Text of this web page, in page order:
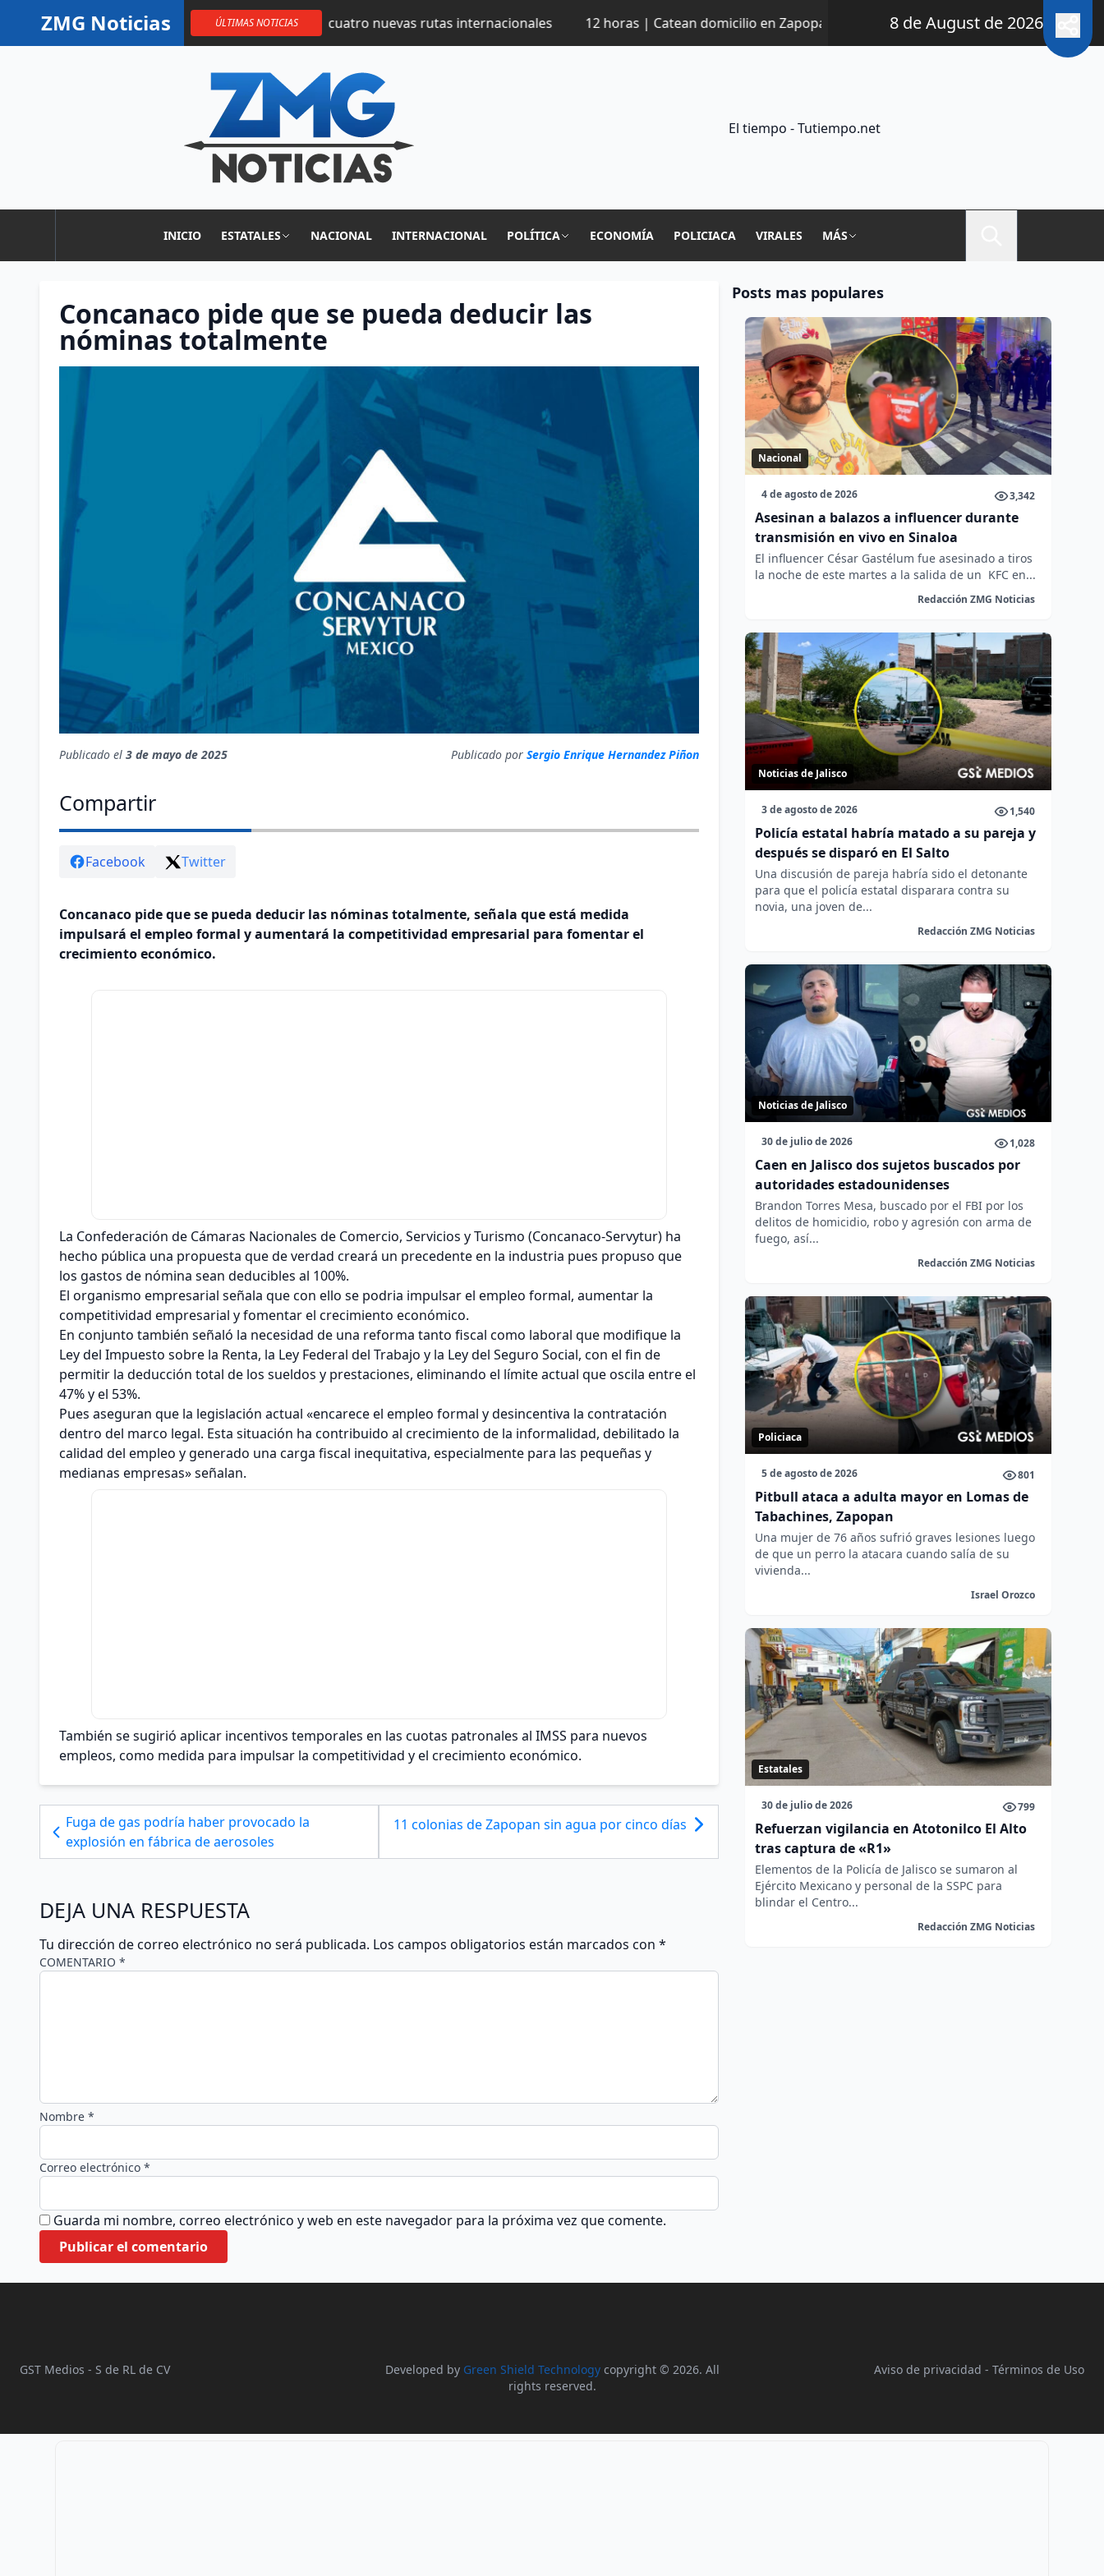
ZMG Noticias ÚLTIMAS NOTICIAS
horas | Aeropuerto de Guadalajara suma cuatro nuevas rutas internacionales 12 horas | Catean domicilio en Zapopan relacionado con presuntos fraudes telefónicos
8 de August de 2026
El tiempo - Tutiempo.net
INICIO ESTATALES NACIONAL INTERNACIONAL POLÍTICA ECONOMÍA POLICIACA VIRALES MÁS
Concanaco pide que se pueda deducir las
nóminas totalmente
Publicado el 3 de mayo de 2025 Publicado por Sergio Enrique Hernandez Piñon
Compartir
Facebook Twitter
Concanaco pide que se pueda deducir las nóminas totalmente, señala que está medida
impulsará el empleo formal y aumentará la competitividad empresarial para fomentar el
crecimiento económico.
La Confederación de Cámaras Nacionales de Comercio, Servicios y Turismo (Concanaco-Servytur) ha
hecho pública una propuesta que de verdad creará un precedente en la industria pues propuso que
los gastos de nómina sean deducibles al 100%.
El organismo empresarial señala que con ello se podria impulsar el empleo formal, aumentar la
competitividad empresarial y fomentar el crecimiento económico.
En conjunto también señaló la necesidad de una reforma tanto fiscal como laboral que modifique la
Ley del Impuesto sobre la Renta, la Ley Federal del Trabajo y la Ley del Seguro Social, con el fin de
permitir la deducción total de los sueldos y prestaciones, eliminando el límite actual que oscila entre el
47% y el 53%.
Pues aseguran que la legislación actual «encarece el empleo formal y desincentiva la contratación
dentro del marco legal. Esta situación ha contribuido al crecimiento de la informalidad, debilitado la
calidad del empleo y generado una carga fiscal inequitativa, especialmente para las pequeñas y
medianas empresas» señalan.
También se sugirió aplicar incentivos temporales en las cuotas patronales al IMSS para nuevos
empleos, como medida para impulsar la competitividad y el crecimiento económico.
Fuga de gas podría haber provocado la
explosión en fábrica de aerosoles
11 colonias de Zapopan sin agua por cinco días
DEJA UNA RESPUESTA
Tu dirección de correo electrónico no será publicada. Los campos obligatorios están marcados con *
COMENTARIO *
Nombre *
Correo electrónico *
Guarda mi nombre, correo electrónico y web en este navegador para la próxima vez que comente.
Posts mas populares
Nacional
4 de agosto de 2026 3,342
Asesinan a balazos a influencer durante
transmisión en vivo en Sinaloa
El influencer César Gastélum fue asesinado a tiros
la noche de este martes a la salida de un KFC en...
Redacción ZMG Noticias
Noticias de Jalisco
3 de agosto de 2026 1,540
Policía estatal habría matado a su pareja y
después se disparó en El Salto
Una discusión de pareja habría sido el detonante
para que el policía estatal disparara contra su
novia, una joven de...
Redacción ZMG Noticias
Noticias de Jalisco
30 de julio de 2026 1,028
Caen en Jalisco dos sujetos buscados por
autoridades estadounidenses
Brandon Torres Mesa, buscado por el FBI por los
delitos de homicidio, robo y agresión con arma de
fuego, así...
Redacción ZMG Noticias
Policiaca
5 de agosto de 2026 801
Pitbull ataca a adulta mayor en Lomas de
Tabachines, Zapopan
Una mujer de 76 años sufrió graves lesiones luego
de que un perro la atacara cuando salía de su
vivienda...
Israel Orozco
Estatales
30 de julio de 2026 799
Refuerzan vigilancia en Atotonilco El Alto
tras captura de «R1»
Elementos de la Policía de Jalisco se sumaron al
Ejército Mexicano y personal de la SSPC para
blindar el Centro...
Redacción ZMG Noticias
GST Medios - S de RL de CV Developed by Green Shield Technologycopyright © 2026. All
rights reserved.
Aviso de privacidad - Términos de Uso